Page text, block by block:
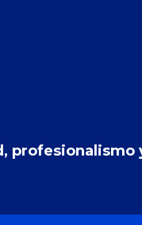
profesionalismo